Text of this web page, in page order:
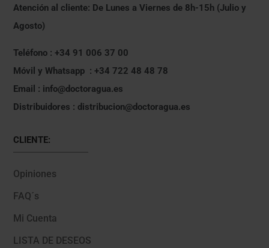
Atención al cliente: De Lunes a Viernes de 8h-15h (Julio y
Agosto)
Teléfono : +34 91 006 37 00
Móvil y Whatsapp : +34 722 48 48 78
Email : info@doctoragua.es
Distribuidores : distribucion@doctoragua.es
CLIENTE:
Opiniones
FAQ´s
Mi Cuenta
LISTA DE DESEOS